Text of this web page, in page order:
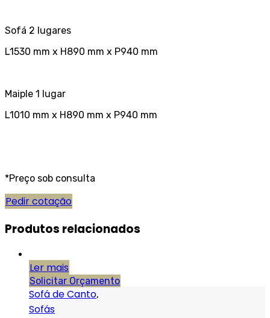
Sofá 2 lugares
L1530 mm x H890 mm x P940 mm
Maiple 1 lugar
L1010 mm x H890 mm x P940 mm
*Preço sob consulta
Pedir cotação
Produtos relacionados
Ler mais
Solicitar Orçamento
Sofá de Canto,
Sofás